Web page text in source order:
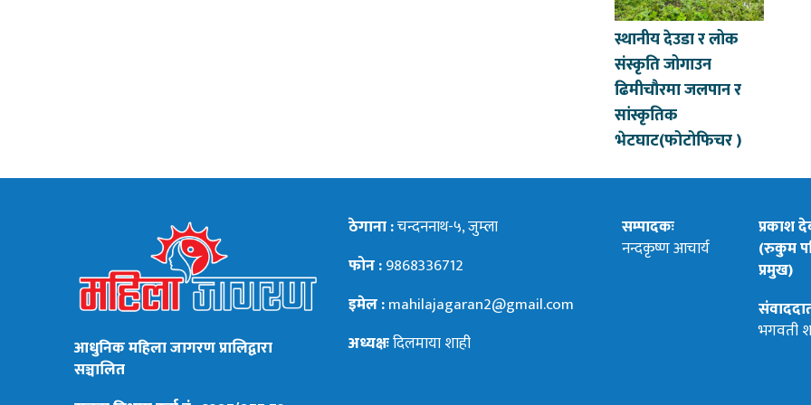
स्थानीय देउडा र लोक
संस्कृति जोगाउन
ढिमीचौरमा जलपान र
सांस्कृतिक
भेटघाट(फोटोफिचर )
आधुनिक महिला जागरण प्रालिद्वारा
सञ्चालित
ठेगाना :चन्दननाथ-५, जुम्ला
फोन :9868336712
इमेल :mahilajagaran2@gmail.com
अध्यक्षःदिलमाया शाही
सम्पादकः
नन्दकृष्ण आचार्य
प्रकाश
(रुकुम
प्रमुख)
भगवती